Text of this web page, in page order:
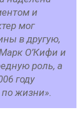
и
мог
в другую,
О’Кифи и
роль, а
году
жизни».